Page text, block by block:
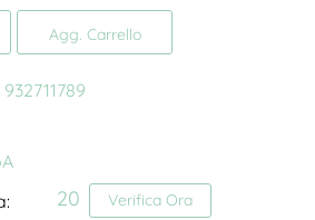
Agg. Carrello
932711789
Verifica Ora
20